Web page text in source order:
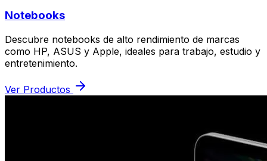
Notebooks
Descubre notebooks de alto rendimiento de marcas
como HP, ASUS y Apple, ideales para trabajo, estudio y
entretenimiento.
Ver Productos